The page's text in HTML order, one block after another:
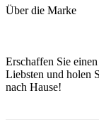
Über die Marke
Erschaffen Sie
Liebsten und holen
nach Hause!